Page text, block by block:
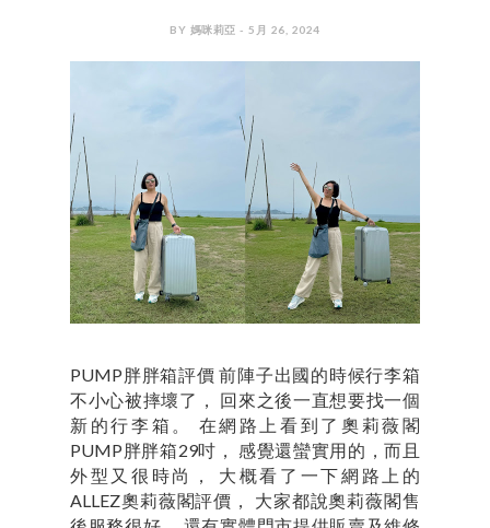
BY 媽咪莉亞 - 5月 26, 2024
PUMP胖胖箱評價 前陣子出國的時候行李箱
不小心被摔壞了， 回來之後一直想要找一個
新的行李箱。 在網路上看到了奧莉薇閣
PUMP胖胖箱29吋， 感覺還蠻實用的，而且
外型又很時尚， 大概看了一下網路上的
ALLEZ奧莉薇閣評價， 大家都說奧莉薇閣售